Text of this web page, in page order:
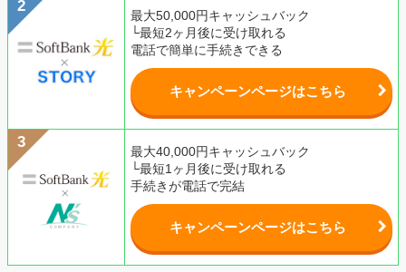
最大50,000円キャッシュバック
└最短2ヶ月後に受け取れる
電話で簡単に手続きできる
キャンペーンページはこちら
最大40,000円キャッシュバック
└最短1ヶ月後に受け取れる
手続きが電話で完結
キャンペーンページはこちら